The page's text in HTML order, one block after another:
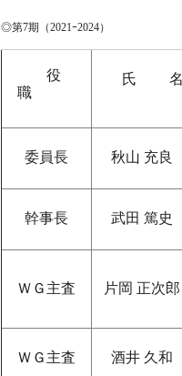
◎第7期（2021ｰ2024）
役
職
氏
委員長 秋山 充良
幹事長 武田 篤史
ＷＧ主査 片岡 正次郎
ＷＧ主査 酒井 久和